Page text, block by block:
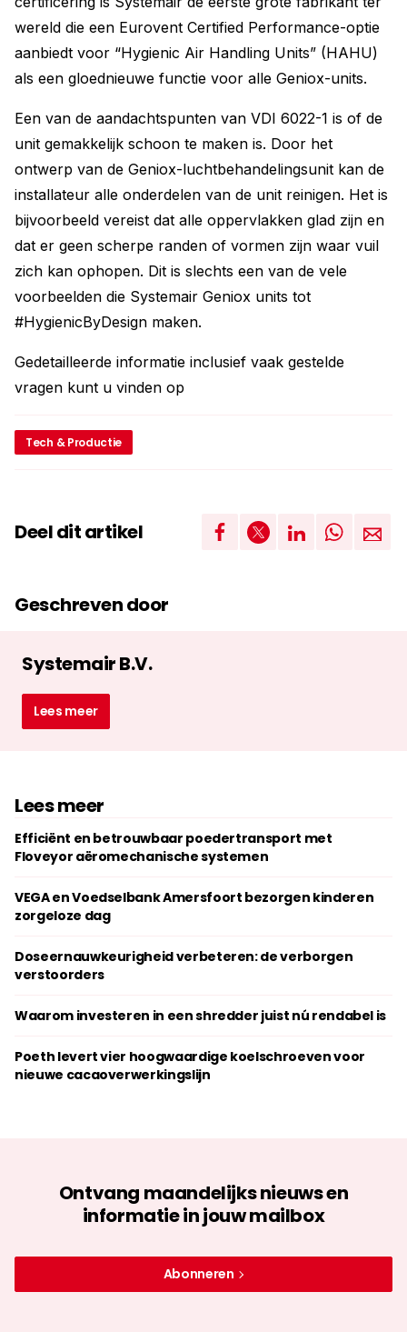
wereld die een Eurovent Certified Performance-optie
aanbiedt voor “Hygienic Air Handling Units” (HAHU)
als een gloednieuwe functie voor alle Geniox-units.
Een van de aandachtspunten van VDI 6022-1 is of de
unit gemakkelijk schoon te maken is. Door het
ontwerp van de Geniox-luchtbehandelingsunit kan de
installateur alle onderdelen van de unit reinigen. Het is
bijvoorbeeld vereist dat alle oppervlakken glad zijn en
dat er geen scherpe randen of vormen zijn waar vuil
zich kan ophopen. Dit is slechts een van de vele
voorbeelden die Systemair Geniox units tot
#HygienicByDesign maken.
Gedetailleerde informatie inclusief vaak gestelde
vragen kunt u vinden op
Tech & Productie
Deel dit artikel
Geschreven door
Systemair B.V.
Lees meer
Lees meer
Efficiënt en betrouwbaar poedertransport met
Floveyor aëromechanische systemen
VEGA en Voedselbank Amersfoort bezorgen kinderen
zorgeloze dag
Doseernauwkeurigheid verbeteren: de verborgen
verstoorders
Waarom investeren in een shredder juist nú rendabel is
Poeth levert vier hoogwaardige koelschroeven voor
nieuwe cacaoverwerkingslijn
Ontvang maandelijks nieuws en
informatie in jouw mailbox
Abonneren